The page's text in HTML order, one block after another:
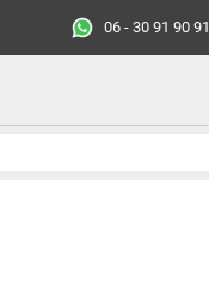
06 - 30 91 90 91